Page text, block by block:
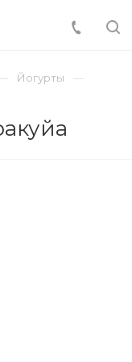
Йогурты